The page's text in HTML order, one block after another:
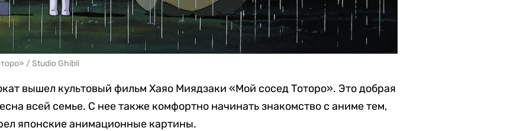
/ Studio Ghibli
вышел культовый фильм Хаяо Миядзаки «Мой сосед Тоторо». Это добрая
всей семье. С нее также комфортно начинать знакомство с аниме тем,
японские анимационные картины.